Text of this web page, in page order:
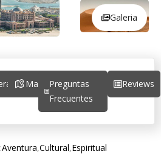
Galeria
Mapa
Preguntas
Frecuentes
Reviews
Aventura,Cultural,Espiritual